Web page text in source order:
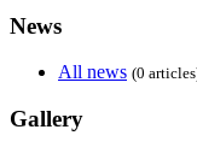
News
All news (0
Gallery